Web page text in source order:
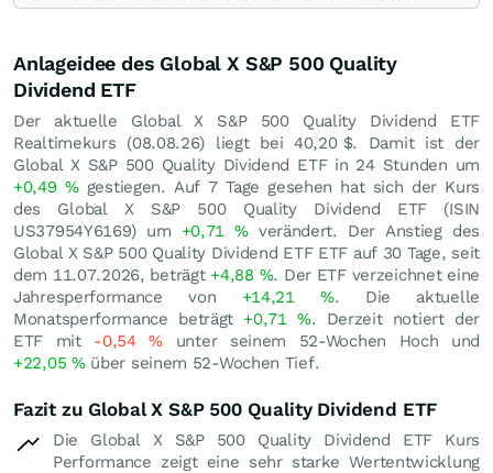
Anlageidee des Global X S&P 500 Quality
Dividend ETF
Der aktuelle Global X S&P 500 Quality Dividend ETF
Realtimekurs (08.08.26) liegt bei 40,20 $. Damit ist der
Global X S&P 500 Quality Dividend ETF in 24 Stunden um
+0,49 %gestiegen. Auf 7 Tage gesehen hat sich der Kurs
des Global X S&P 500 Quality Dividend ETF (ISIN
US37954Y6169) um +0,71%verändert. Der Anstieg des
Global X S&P 500 Quality Dividend ETF ETF auf 30 Tage, seit
dem 11.07.2026, beträgt +4,88 %. Der ETF verzeichnet eine
Jahresperformance von +14,21%. Die aktuelle
Monatsperformance beträgt +0,71 %. Derzeit notiert der
ETF mit -0,54% unter seinem 52-Wochen Hoch und
+22,05 %über seinem 52-Wochen Tief.
Fazit zu Global X S&P 500 Quality Dividend ETF
Die Global X S&P 500 Quality Dividend ETF Kurs
Performance zeigt eine sehr starke Wertentwicklung